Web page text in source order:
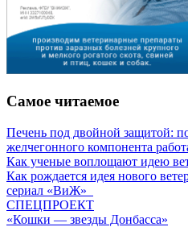
Самое читаемое
Печень под двойной защитой:
желчегонного компонента
Как ученые воплощают идею
Как рождается идея нового
сериал «ВиЖ»
СПЕЦПРОЕКТ
«Кошки — звезды Донбасса»